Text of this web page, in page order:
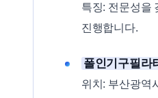
특징: 전문성을
진행합니다.
폴인기구필라
위치: 부산광역